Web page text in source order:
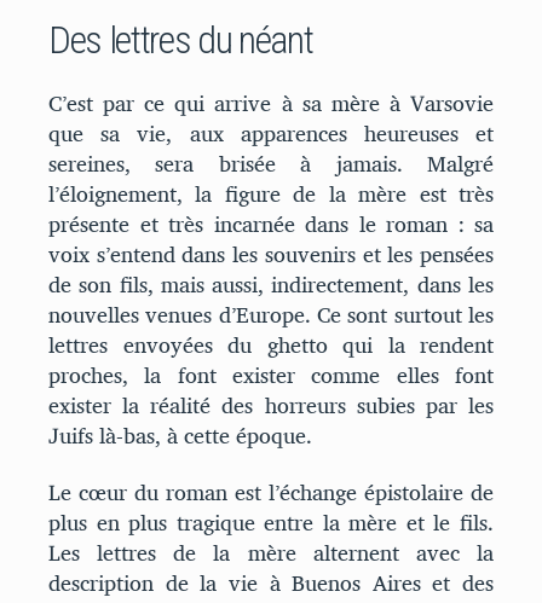
Des lettres du néant
C’est par ce qui arrive à sa mère à Varsovie
que sa vie, aux apparences heureuses et
sereines, sera brisée à jamais. Malgré
l’éloignement, la figure de la mère est très
présente et très incarnée dans le roman : sa
voix s’entend dans les souvenirs et les pensées
de son fils, mais aussi, indirectement, dans les
nouvelles venues d’Europe. Ce sont surtout les
lettres envoyées du ghetto qui la rendent
proches, la font exister comme elles font
exister la réalité des horreurs subies par les
Juifs là-bas, à cette époque.
Le cœur du roman est l’échange épistolaire de
plus en plus tragique entre la mère et le fils.
Les lettres de la mère alternent avec la
description de la vie à Buenos Aires et des